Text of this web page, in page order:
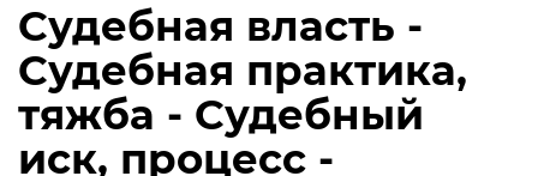
Судебная власть -
Судебная практика,
тяжба - Судебный
иск, процесс -